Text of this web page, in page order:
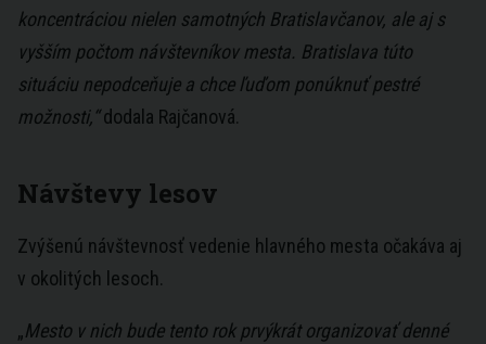
koncentráciou nielen samotných Bratislavčanov, ale aj s
vyšším počtom návštevníkov mesta. Bratislava túto
situáciu nepodceňuje a chce ľuďom ponúknuť pestré
možnosti,“dodala Rajčanová.
Návštevy lesov
Zvýšenú návštevnosť vedenie hlavného mesta očakáva aj
v okolitých lesoch.
„Mesto v nich bude tento rok prvýkrát organizovať denné